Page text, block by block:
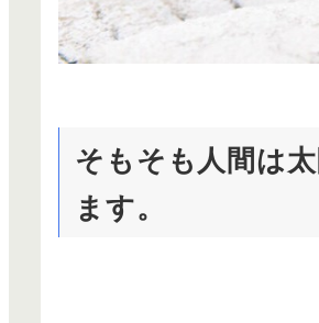
そもそも人間は
ます。